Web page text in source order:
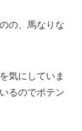
の、馬なりな
気にしていま
るのでポテン